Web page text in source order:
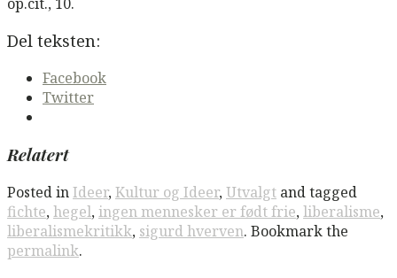
Del teksten:
Facebook
Twitter
Relatert
Posted inIdeer,Kultur og Ideer,Utvalgt and tagged
fichte,hegel,ingen mennesker er født frie,liberalisme,
liberalismekritikk, sigurd hverven. Bookmark the
permalink.